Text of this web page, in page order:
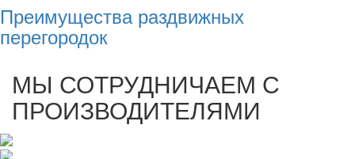
Преимущества раздвижных
перегородок
МЫ СОТРУДНИЧАЕМ С
ПРОИЗВОДИТЕЛЯМИ